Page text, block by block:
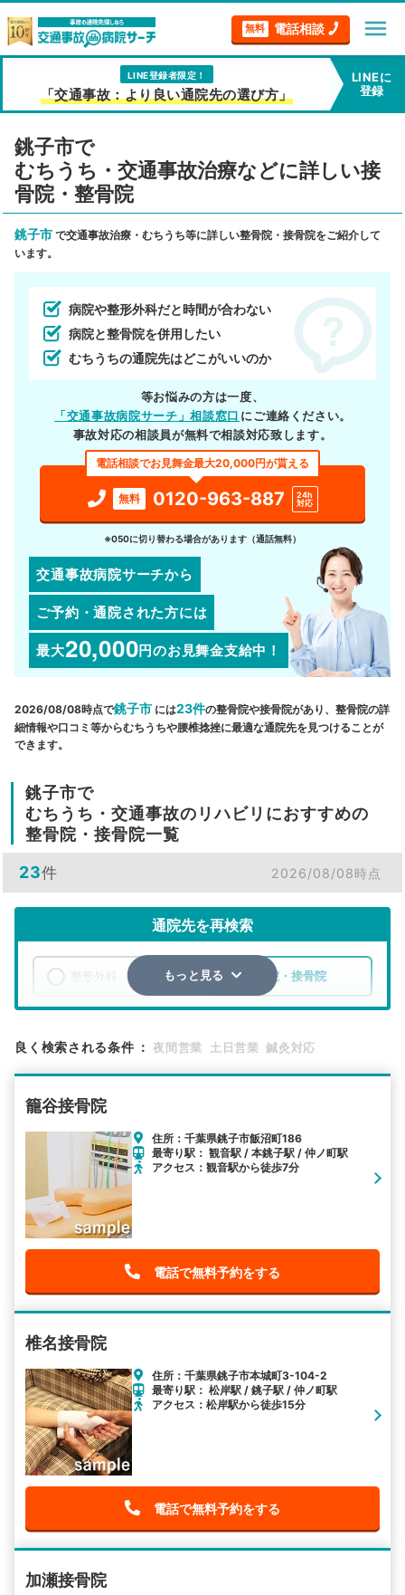
無料 電話相談 menu
LINE登録者限定！
「交通事故：より良い通院先の選び方」
LINEに
登録
銚子市で
むちうち・交通事故治療などに詳しい接
骨院・整骨院
銚子市 で交通事故治療・むちうち等に詳しい整骨院・接骨院をご紹介して
います。
病院や整形外科だと時間が合わない
病院と整骨院を併用したい
むちうちの通院先はどこがいいのか
等お悩みの方は一度、
「交通事故病院サーチ」相談窓口 にご連絡ください。
事故対応の相談員が無料で相談対応致します。
電話相談でお見舞金最大20,000円が貰える
無料 0120-963-887
24h
対応
※050に切り替わる場合があります（通話無料）
交通事故病院サーチから
ご予約・通院された方には
最大20,000円のお見舞金支給中！
2026/08/08時点で銚子市 には23件の整骨院や接骨院があり、整骨院の詳
細情報や口コミ等からむちうちや腰椎捻挫に最適な通院先を見つけることが
できます。
銚子市で
むちうち・交通事故のリハビリにおすすめの
整骨院・接骨院一覧
23件 2026/08/08時点
通院先を再検索
整骨院・接骨院
検索する
その他の検索方法
駅から探す
もっと見る
良く検索される条件 ： 夜間営業 土日営業 鍼灸対応
籠谷接骨院
住所：千葉県銚子市飯沼町186
最寄り駅： 観音駅 / 本銚子駅 / 仲ノ町駅
アクセス：観音駅から徒歩7分
電話で無料予約をする
椎名接骨院
住所：千葉県銚子市本城町3-104-2
最寄り駅： 松岸駅 / 銚子駅 / 仲ノ町駅
アクセス：松岸駅から徒歩15分
電話で無料予約をする
加瀬接骨院